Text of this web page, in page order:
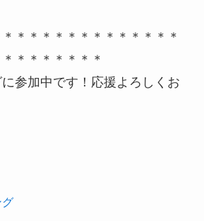
＊＊＊＊＊＊＊＊＊＊＊＊＊
＊＊＊＊＊＊＊
参加中です！応援よろしくお
グ